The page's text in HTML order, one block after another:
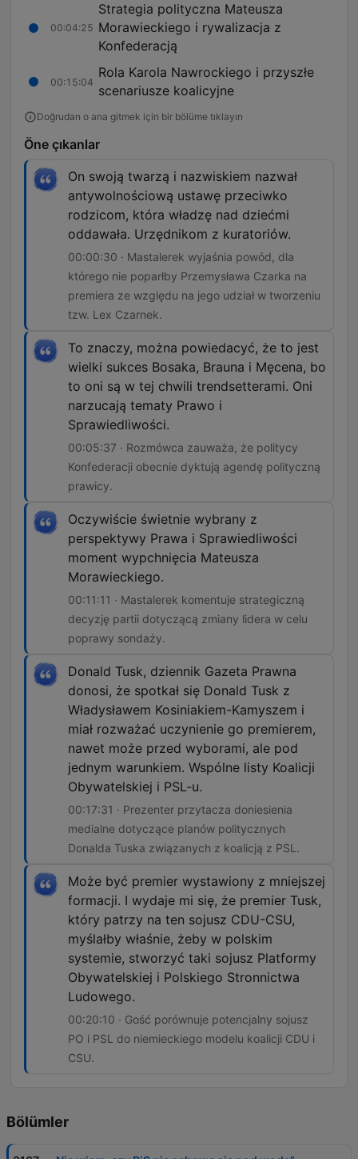
00:04:25
Strategia polityczna Mateusza
Morawieckiego i rywalizacja z
Konfederacją
00:15:04
Rola Karola Nawrockiego i przyszłe
scenariusze koalicyjne
Doğrudan o ana gitmek için bir bölüme tıklayın
Öne çıkanlar
On swoją twarzą i nazwiskiem nazwał
antywolnościową ustawę przeciwko
rodzicom, która władzę nad dziećmi
oddawała. Urzędnikom z kuratoriów.
00:00:30 · Mastalerek wyjaśnia powód, dla
którego nie poparłby Przemysława Czarka na
premiera ze względu na jego udział w tworzeniu
tzw. Lex Czarnek.
To znaczy, można powiedacyć, że to jest
wielki sukces Bosaka, Brauna i Męcena, bo
to oni są w tej chwili trendsetterami. Oni
narzucają tematy Prawo i
Sprawiedliwości.
00:05:37 · Rozmówca zauważa, że politycy
Konfederacji obecnie dyktują agendę polityczną
prawicy.
Oczywiście świetnie wybrany z
perspektywy Prawa i Sprawiedliwości
moment wypchnięcia Mateusza
Morawieckiego.
00:11:11 · Mastalerek komentuje strategiczną
decyzję partii dotyczącą zmiany lidera w celu
poprawy sondaży.
Donald Tusk, dziennik Gazeta Prawna
donosi, że spotkał się Donald Tusk z
Władysławem Kosiniakiem-Kamyszem i
miał rozważać uczynienie go premierem,
nawet może przed wyborami, ale pod
jednym warunkiem. Wspólne listy Koalicji
Obywatelskiej i PSL-u.
00:17:31 · Prezenter przytacza doniesienia
medialne dotyczące planów politycznych
Donalda Tuska związanych z koalicją z PSL.
Może być premier wystawiony z mniejszej
formacji. I wydaje mi się, że premier Tusk,
który patrzy na ten sojusz CDU-CSU,
myślałby właśnie, żeby w polskim
systemie, stworzyć taki sojusz Platformy
Obywatelskiej i Polskiego Stronnictwa
Ludowego.
00:20:10 · Gość porównuje potencjalny sojusz
PO i PSL do niemieckiego modelu koalicji CDU i
CSU.
Bölümler